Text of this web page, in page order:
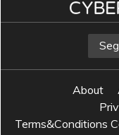
About
Terms&Conditions